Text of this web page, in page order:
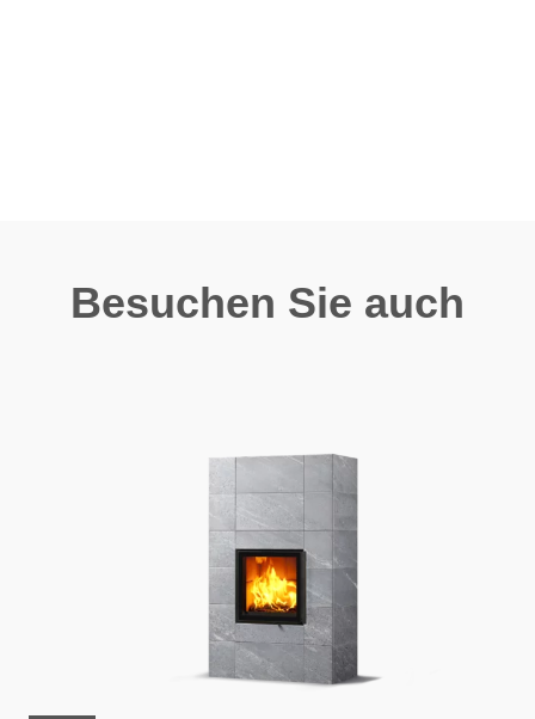
Besuchen Sie auch